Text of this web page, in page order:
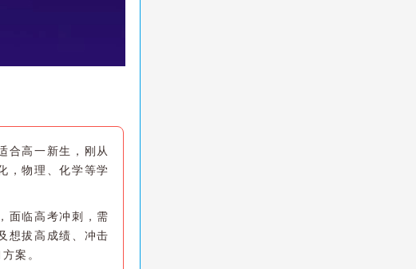
合高一新生，刚从
，物理、化学等学
面临高考冲刺，需
想拔高成绩、冲击
案。